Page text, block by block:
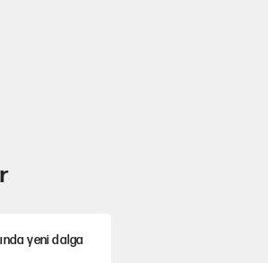
yeni dalga